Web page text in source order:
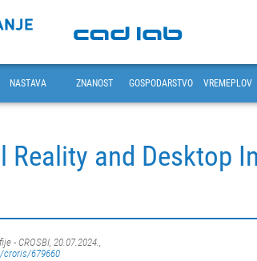
NASTAVA ZNANOST GOSPODARSTVO VREMEPLOV
Reality and Desktop
- CROSBI, 20.07.2024.,
679660